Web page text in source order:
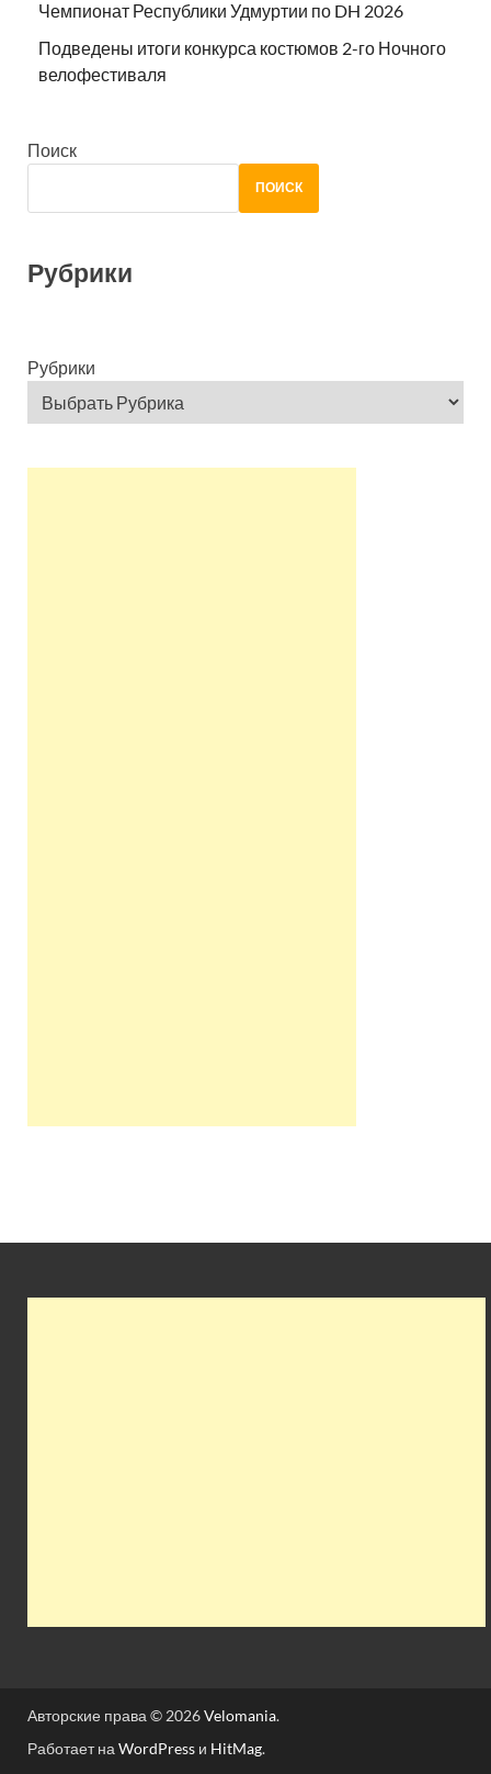
Чемпионат Республики Удмуртии по DH 2026
Подведены итоги конкурса костюмов 2-го Ночного
велофестиваля
Поиск
ПОИСК
Рубрики
Рубрики
Авторские права © 2026Velomania.
Работает наWordPress и HitMag.